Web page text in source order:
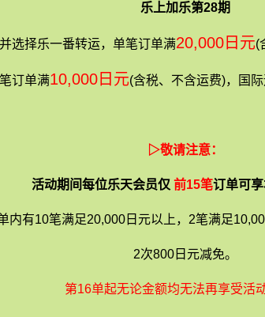
乐上加乐第28期
选择乐一番转运，单笔订单满20,000日元(
订单满10,000日元(含税、不含运费)，国
▷敬请注意：
活动期间每位乐天会员仅 前15笔订单可享
有10笔满足20,000日元以上，2笔满足
2次800日元减免。
第16单起无论金额均无法再享受活